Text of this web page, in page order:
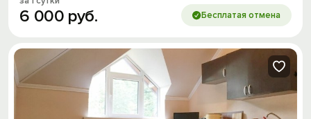
6 000 руб. Бесплатая отмена